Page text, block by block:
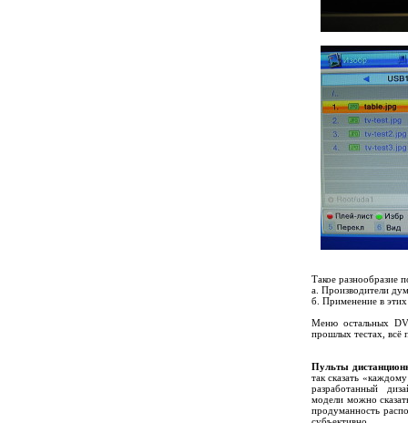
Такое разнообразие
а. Производители
б. Применение в
Меню остальных
прошлых тестах, всё
Пульты
так сказать
разработанный
модели можно
продуманность